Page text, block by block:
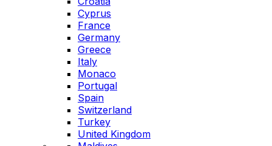
Cyprus
France
Germany
Greece
Italy
Monaco
Portugal
Spain
Switzerland
Turkey
United Kingdom